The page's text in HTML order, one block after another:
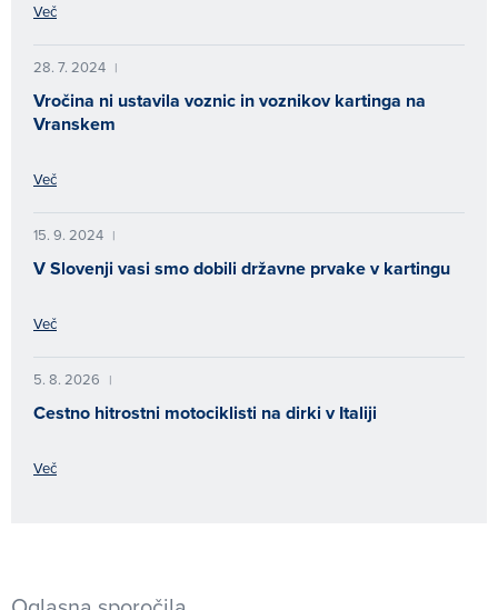
Več
28. 7. 2024 |
Vročina ni ustavila voznic in voznikov kartinga na
Vranskem
Več
15. 9. 2024 |
V Slovenji vasi smo dobili državne prvake v kartingu
Več
5. 8. 2026 |
Cestno hitrostni motociklisti na dirki v Italiji
Več